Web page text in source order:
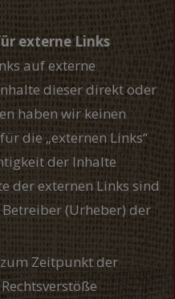
externe Links
auf externe
dieser direkt oder
haben wir keinen
die „externen Links“
der Inhalte
der externen Links sind
(Urheber) der
Zeitpunkt der